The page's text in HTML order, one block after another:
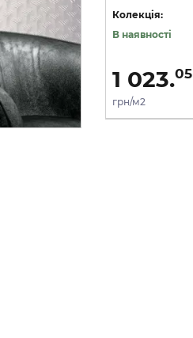
Колекція:
В наявності
1 023.05
грн/м2